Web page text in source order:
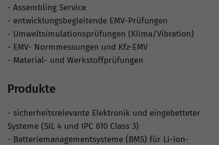
- Assembling Service
- entwicklungsbegleitende EMV-Prüfungen
- Umweltsimulationsprüfungen (Klima/Vibration)
- EMV- Normmessungen und Kfz-EMV
- Material- und Werkstoffprüfungen
Produkte
- sicherheitsrelevante Elektronik und eingebetteter
Systeme (SIL 4 und IPC 610 Class 3)
- Batteriemanagementsysteme (BMS) für Li-Ion-